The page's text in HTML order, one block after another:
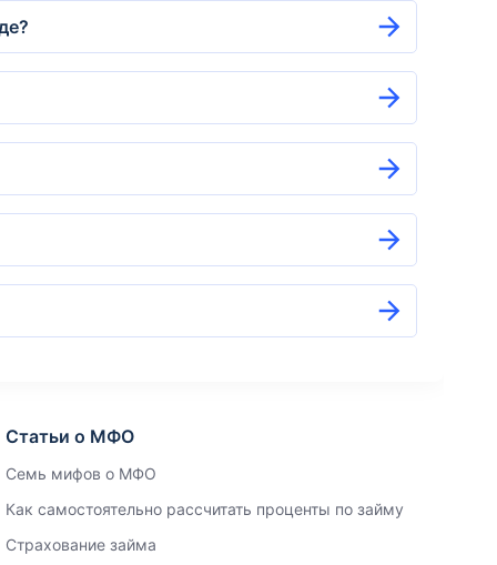
Статьи о МФО
Семь мифов о МФО
Как самостоятельно рассчитать проценты по займу
Страхование займа